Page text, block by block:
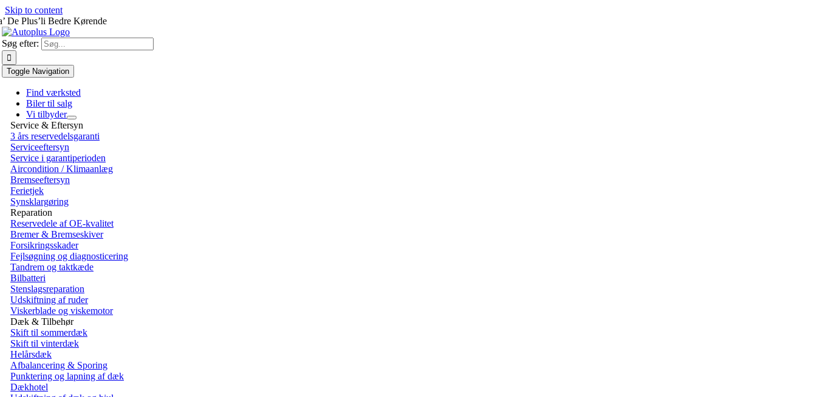
Skip to content
De Plus’li Bedre Kørende
Søg efter:
Toggle Navigation
Find værksted
Biler til salg
Vi tilbyder
Service & Eftersyn
3 års reservedelsgaranti
Serviceeftersyn
Service i garantiperioden
Aircondition / Klimaanlæg
Bremseeftersyn
Ferietjek
Synsklargøring
Reparation
Reservedele af OE-kvalitet
Bremer & Bremseskiver
Forsikringsskader
Fejlsøgning og diagnosticering
Tandrem og taktkæde
Bilbatteri
Stenslagsreparation
Udskiftning af ruder
Viskerblade og viskemotor
Dæk & Tilbehør
Skift til sommerdæk
Skift til vinterdæk
Helårsdæk
Afbalancering & Sporing
Punktering og lapning af dæk
Dækhotel